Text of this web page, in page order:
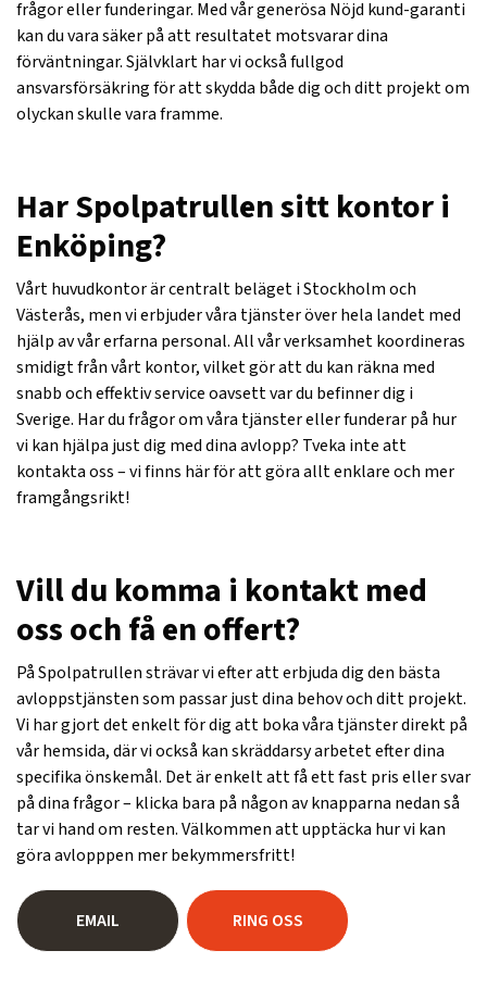
frågor eller funderingar. Med vår generösa Nöjd kund-garanti
kan du vara säker på att resultatet motsvarar dina
förväntningar. Självklart har vi också fullgod
ansvarsförsäkring för att skydda både dig och ditt projekt om
olyckan skulle vara framme.
Har Spolpatrullen sitt kontor i
Enköping?
Vårt huvudkontor är centralt beläget i Stockholm och
Västerås, men vi erbjuder våra tjänster över hela landet med
hjälp av vår erfarna personal. All vår verksamhet koordineras
smidigt från vårt kontor, vilket gör att du kan räkna med
snabb och effektiv service oavsett var du befinner dig i
Sverige. Har du frågor om våra tjänster eller funderar på hur
vi kan hjälpa just dig med dina avlopp? Tveka inte att
kontakta oss – vi finns här för att göra allt enklare och mer
framgångsrikt!
Vill du komma i kontakt med
oss och få en offert?
På Spolpatrullen strävar vi efter att erbjuda dig den bästa
avloppstjänsten som passar just dina behov och ditt projekt.
Vi har gjort det enkelt för dig att boka våra tjänster direkt på
vår hemsida, där vi också kan skräddarsy arbetet efter dina
specifika önskemål. Det är enkelt att få ett fast pris eller svar
på dina frågor – klicka bara på någon av knapparna nedan så
tar vi hand om resten. Välkommen att upptäcka hur vi kan
göra avlopppen mer bekymmersfritt!
EMAIL RING OSS